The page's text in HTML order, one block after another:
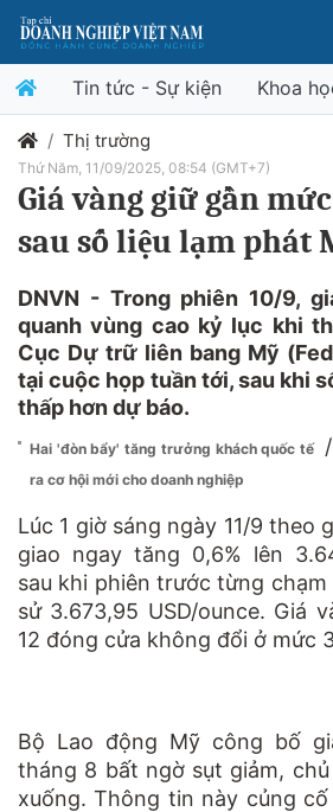
Tin tức - Sự kiện Khoa
Thị trường
Thứ Năm, 11/09/2025, 08:54 (GMT+7)
Giá vàng giữ gần
sau số liệu lạm phát
DNVN - Trong phiên 10/9,
quanh vùng cao kỷ lục khi
Cục Dự trữ liên bang Mỹ
tại cuộc họp tuần tới, sau khi
thấp hơn dự báo.
Hai 'đòn bẩy' tăng trưởng khách quốc tế /
ra cơ hội mới cho doanh nghiệp
Lúc 1 giờ sáng ngày 11/9 theo
giao ngay tăng 0,6% lên
sau khi phiên trước từng
sử 3.673,95 USD/ounce. Giá
12 đóng cửa không đổi ở mức
Bộ Lao động Mỹ công bố
tháng 8 bất ngờ sụt giảm,
xuống. Thông tin này củng